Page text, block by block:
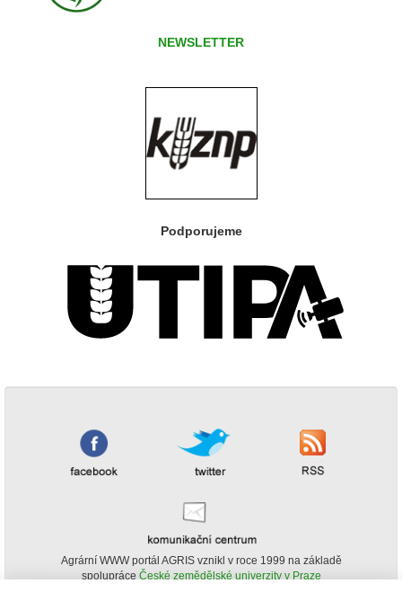
NEWSLETTER
Podporujeme
Agrární WWW portál AGRIS vznikl v roce 1999 na základě
spolupráce České zemědělské univerzity v Praze